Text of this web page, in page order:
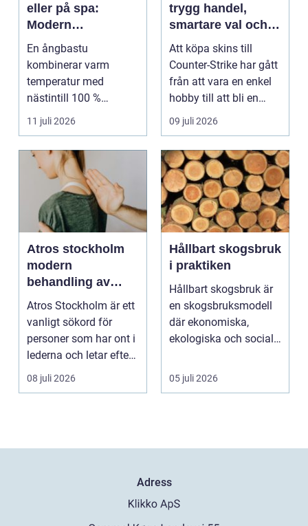
eller på spa:
Modern
återhämtning med
uråldrig logik
En ångbastu
kombinerar varm
temperatur med
nästintill 100 %
luftfuktighet för att
sk...
11 juli 2026
trygg handel,
smartare val och
bättre affärer
Att köpa skins till
Counter-Strike har gått
från att vara en enkel
hobby till att bli en
egen liten ...
09 juli 2026
Atros stockholm
modern
behandling av
ledbesvär i
huvudstaden
Atros Stockholm är ett
vanligt sökord för
personer som har ont i
lederna och letar efter
hjälp i huv...
08 juli 2026
Hållbart skogsbruk
i praktiken
Hållbart skogsbruk är
en skogsbruksmodell
där ekonomiska,
ekologiska och sociala
...
05 juli 2026
Adress